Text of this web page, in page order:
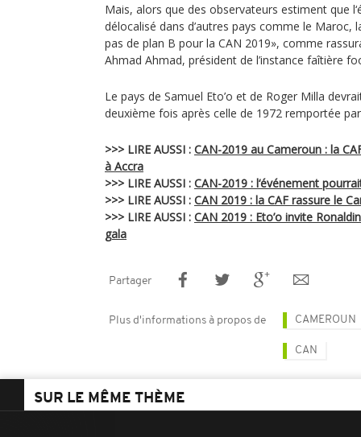
Mais, alors que des observateurs estiment que
délocalisé dans d’autres pays comme le Maroc, la
pas de plan B pour la CAN 2019», comme
Ahmad Ahmad, président de l’instance faîtière
Le pays de Samuel Eto’o et de Roger Milla
deuxième fois après celle de 1972 remportée
>>> LIRE AUSSI : CAN-2019 au Cameroun : la
à Accra
>>> LIRE AUSSI : CAN-2019 : l‘événement
>>> LIRE AUSSI : CAN 2019 : la CAF rassure le
>>> LIRE AUSSI : CAN 2019 : Eto’o invite
gala
Partager
Plus d'informations à propos de CAMEROUN
CAN
SUR LE MÊME THÈME